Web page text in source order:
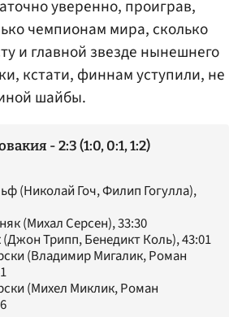
уверенно, проиграв,
чемпионам мира, сколько
и главной звезде нынешнего
кстати, финнам уступили, не
шайбы.
- 2:3 (1:0, 0:1, 1:2)
(Николай Гоч, Филип Гогулла),
(Михал Серсен), 33:30
Трипп, Бенедикт Коль), 43:01
(Владимир Мигалик, Роман
(Михел Миклик, Роман